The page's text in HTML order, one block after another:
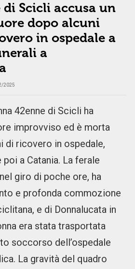
di Scicli accusa un
dopo alcuni
in ospedale a
a
2025
42enne di Scicli ha
improvviso ed è morta
di ricovero in ospedale,
a Catania. La ferale
giro di poche ore, ha
e profonda commozione
e di Donnalucata in
era stata trasportata
soccorso dell’ospedale
La gravità del quadro